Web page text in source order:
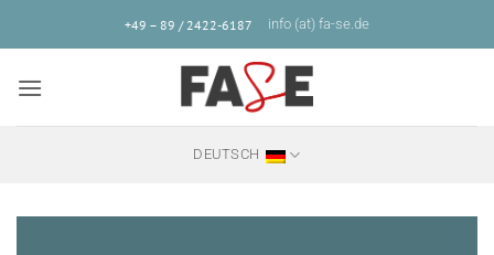
+49 – 89 / 2422-6187 info (at) fa-se.de
DEUTSCH